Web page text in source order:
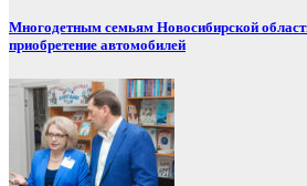
Многодетным семьям Новосибирской
приобретение автомобилей